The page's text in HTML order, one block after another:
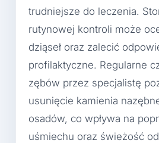
trudniejsze do leczenia.
rutynowej kontroli może
dziąseł oraz zalecić
profilaktyczne. Regularne
zębów przez specjalistę
usunięcie kamienia
osadów, co wpływa na
uśmiechu oraz świeżość